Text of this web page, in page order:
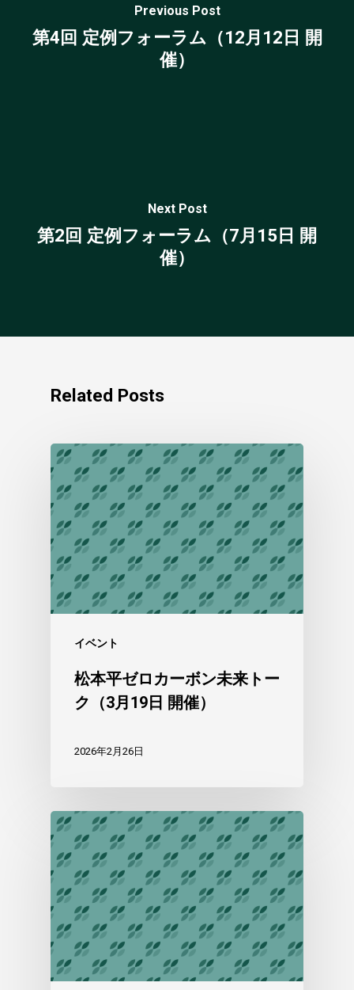
Previous Post
第4回 定例フォーラム（12月12日 開
催）
Next Post
第2回 定例フォーラム（7月15日 開
催）
Related Posts
イベント
松本平ゼロカーボン未来トー
ク（3月19日 開催）
2026年2月26日